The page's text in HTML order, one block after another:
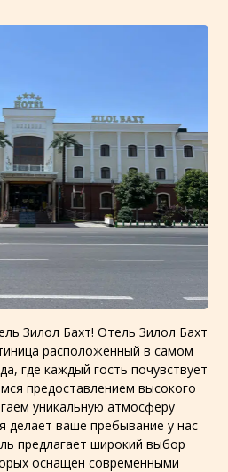
Зилол Бахт! Отель Зилол Бахт
расположенный в самом
где каждый гость почувствует
предоставлением высокого
уникальную атмосферу
делает ваше пребывание у нас
предлагает широкий выбор
оснащен современными